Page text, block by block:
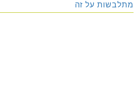
מתלבשות על זה